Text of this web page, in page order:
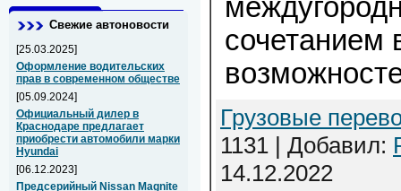
Свежие автоновости
[25.03.2025]
Оформление водительских
прав в современном обществе
[05.09.2024]
Официальный дилер в
Краснодаре предлагает
приобрести автомобили марки
Hyundai
[06.12.2023]
Предсерийный Nissan Magnite
Грузовые
1131 | Добавил:
14.12.2022